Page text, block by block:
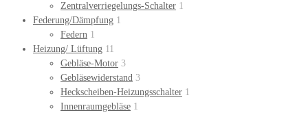
Zentralverriegelungs-Schalter 1
Federung/Dämpfung 1
Federn 1
Heizung/ Lüftung 11
Gebläse-Motor 3
Gebläsewiderstand 3
Heckscheiben-Heizungsschalter 1
Innenraumgebläse 1